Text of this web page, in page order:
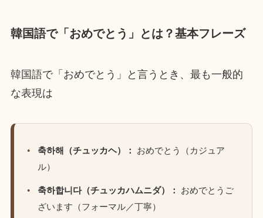
韓国語で「おめでとう」とは？基本フレーズ
韓国語で「おめでとう」と言うとき、最も一般的
な表現は
축하해（チュッカヘ）：
おめでとう（カジュア
ル）
축하합니다（チュッカハムニダ）：
おめでとうご
ざいます（フォーマル／丁寧）